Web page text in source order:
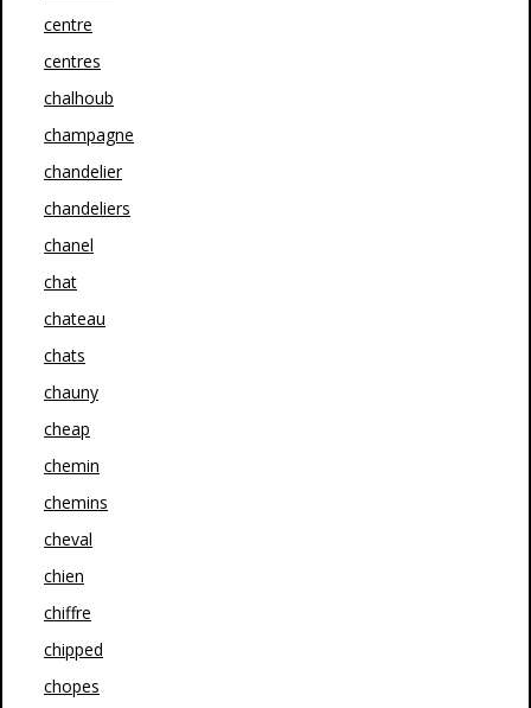
centre
centres
chalhoub
champagne
chandelier
chandeliers
chanel
chat
chateau
chats
chauny
cheap
chemin
chemins
cheval
chien
chiffre
chipped
chopes